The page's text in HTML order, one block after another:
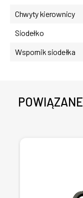
Chwyty kierownicy
Siodełko
Wspornik siodełka
POWIĄZANE